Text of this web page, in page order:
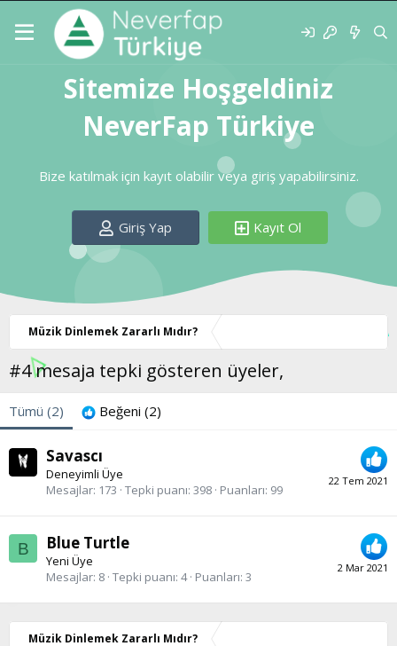
Sitemize Hoşgeldiniz
NeverFap Türkiye
Bize katılmak için kayıt olabilir veya giriş yapabilirsiniz.
Giriş Yap Kayıt Ol
Müzik Dinlemek Zararlı Mıdır?
#4 mesaja tepki gösteren üyeler,
Tümü (2) Beğeni (2)
22 Tem 2021
Savascı
Deneyimli Üye
Mesajlar 173 Tepki puanı 398 Puanları 99
B
2 Mar 2021
Blue Turtle
Yeni Üye
Mesajlar 8 Tepki puanı 4 Puanları 3
Müzik Dinlemek Zararlı Mıdır?